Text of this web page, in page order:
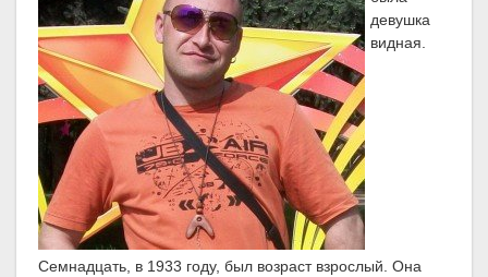
девушка
видная.
Семнадцать, в 1933 году, был возраст взрослый. Она